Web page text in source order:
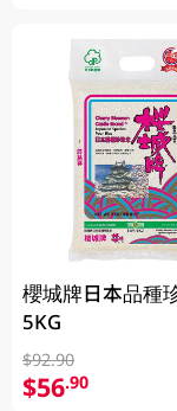
櫻城牌日本品種
5KG
$92.90
$56.90